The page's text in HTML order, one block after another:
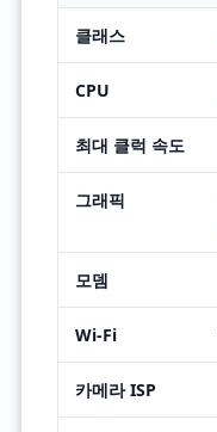
클래스
CPU
최대 클럭 속도
그래픽
모뎀
Wi-Fi
카메라 ISP